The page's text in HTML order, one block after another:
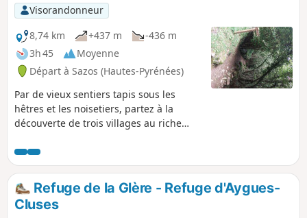
Visorandonneur
8,74 km
+437 m
-436 m
3h 45
Moyenne
Départ à Sazos (Hautes-Pyrénées)
Par de vieux sentiers tapis sous les
hêtres et les noisetiers, partez à la
découverte de trois villages au riche
Refuge de la Glère - Refuge d'Aygues-
Cluses